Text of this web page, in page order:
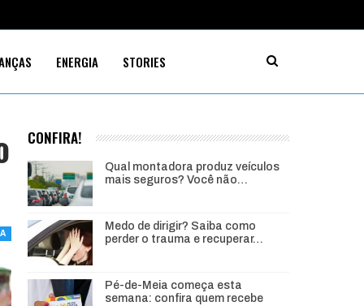
ENERGIA STORIES
CONFIRA!
Qual montadora produz veículos
mais seguros? Você não…
Medo de dirigir? Saiba como
perder o trauma e recuperar…
Pé-de-Meia começa esta
semana: confira quem recebe